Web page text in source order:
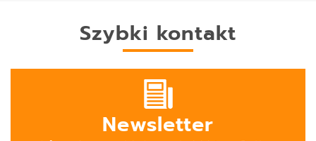
Szybki kontakt
Newsletter